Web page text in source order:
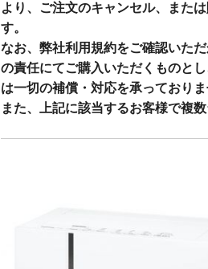
より、ご注文のキャンセル、また
す。
なお、弊社利用規約をご確認いた
の責任にてご購入いただくものと
は一切の補償・対応を承っておりま
また、上記に該当するお客様で複
現在、20万円以上の決済につきまして
ただけません。
また、一部のカメラ・レンズ類、当店